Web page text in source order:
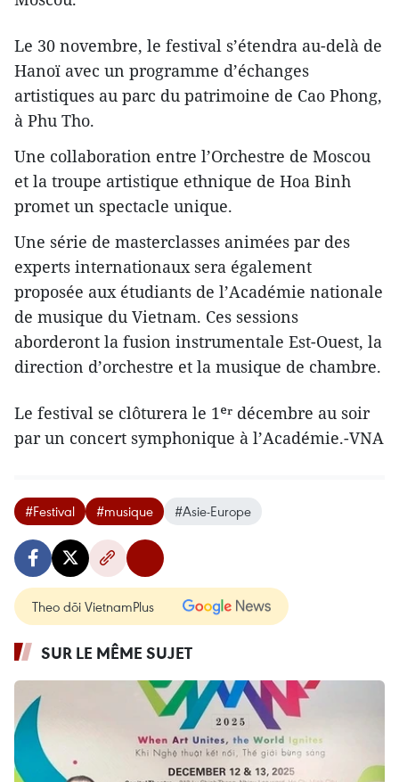
Le 30 novembre, le festival s’étendra au-delà de
Hanoï avec un programme d’échanges
artistiques au parc du patrimoine de Cao Phong,
à Phu Tho.
Une collaboration entre l’Orchestre de Moscou
et la troupe artistique ethnique de Hoa Binh
promet un spectacle unique.
Une série de masterclasses animées par des
experts internationaux sera également
proposée aux étudiants de l’Académie nationale
de musique du Vietnam. Ces sessions
aborderont la fusion instrumentale Est-Ouest, la
direction d’orchestre et la musique de chambre.
Le festival se clôturera le 1ᵉʳ décembre au soir
par un concert symphonique à l’Académie.-VNA
#Festival #musique #Asie-Europe
Theo dõi VietnamPlus
SUR LE MÊME SUJET